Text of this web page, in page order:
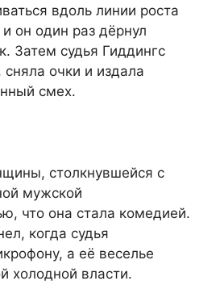
вдоль линии роста
он один раз дёрнул
Затем судья Гиддингс
сняла очки и издала
смех.
столкнувшейся с
мужской
что она стала комедией.
когда судья
а её веселье
холодной власти.